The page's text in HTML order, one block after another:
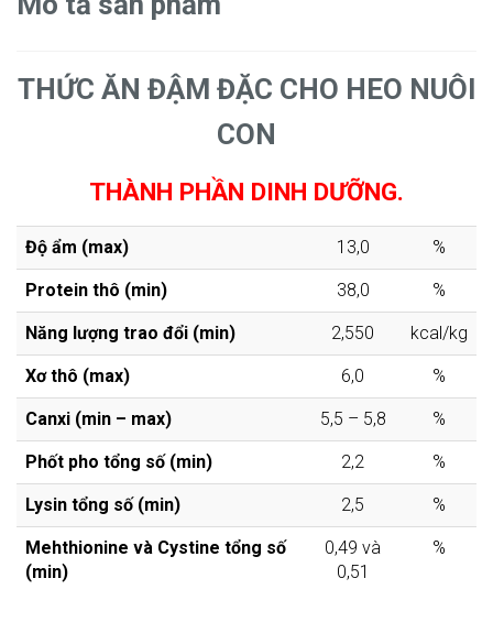
THỨC ĂN ĐẬM ĐẶC CHO HEO NUÔI
CON
THÀNH PHẦN DINH DƯỠNG.
Độ ẩm (max) 13,0 %
Protein thô (min) 38,0 %
Năng lượng trao đổi (min) 2,550 kcal/kg
Xơ thô (max) 6,0 %
Canxi (min – max) 5,5 – 5,8 %
Phốt pho tổng số (min) 2,2 %
Lysin tổng số (min) 2,5 %
Mehthionine và Cystine tổng số
(min)
0,49 và
0,51
%